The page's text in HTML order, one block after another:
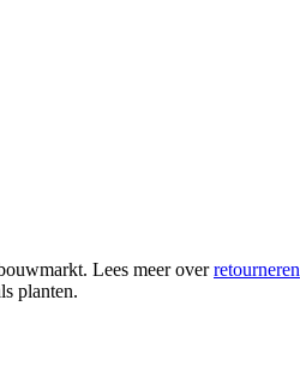
Lees meer overretourneren
planten.